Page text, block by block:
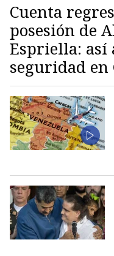
Cuenta
posesión de
Espriella: así
seguridad en